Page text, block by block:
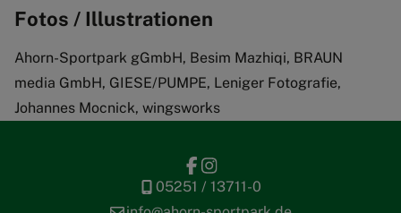
Fotos / Illustrationen
Ahorn-Sportpark gGmbH, Besim Mazhiqi, BRAUN
media GmbH, GIESE/PUMPE, Leniger Fotografie,
Johannes Mocnick, wingsworks
05251 / 13711-0